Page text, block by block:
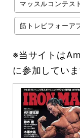
マッスルコンテスト
筋トレビフォーア
※当サイトは
に参加してい